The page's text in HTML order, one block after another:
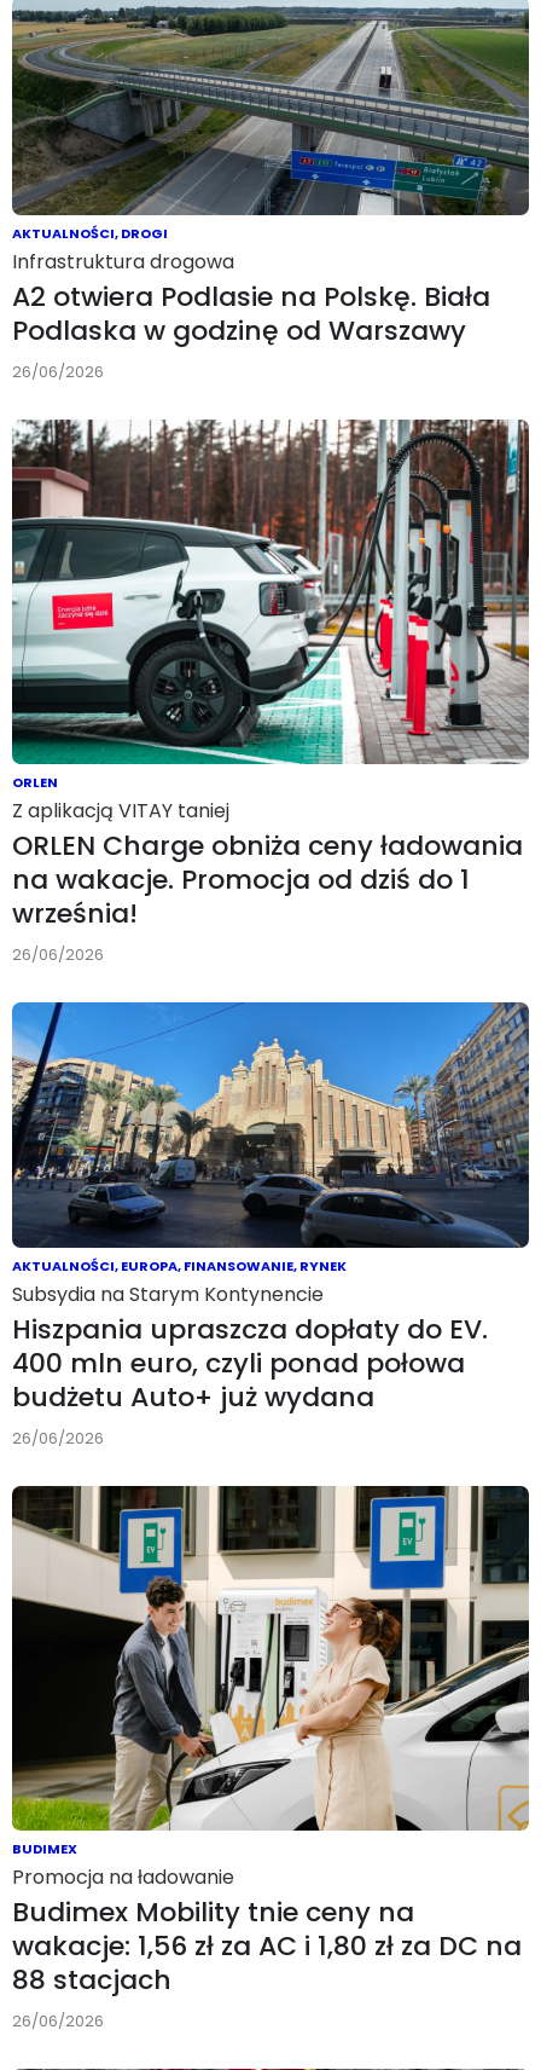
AKTUALNOŚCI,DROGI
Infrastruktura drogowa
A2 otwiera Podlasie na Polskę. Biała
Podlaska w godzinę od Warszawy
26/06/2026
ORLEN
Z aplikacją VITAY taniej
ORLEN Charge obniża ceny ładowania
na wakacje. Promocja od dziś do 1
września!
26/06/2026
AKTUALNOŚCI,EUROPA,FINANSOWANIE,RYNEK
Subsydia na Starym Kontynencie
Hiszpania upraszcza dopłaty do EV.
400 mln euro, czyli ponad połowa
budżetu Auto+ już wydana
26/06/2026
BUDIMEX
Promocja na ładowanie
Budimex Mobility tnie ceny na
wakacje: 1,56 zł za AC i 1,80 zł za DC na
88 stacjach
26/06/2026